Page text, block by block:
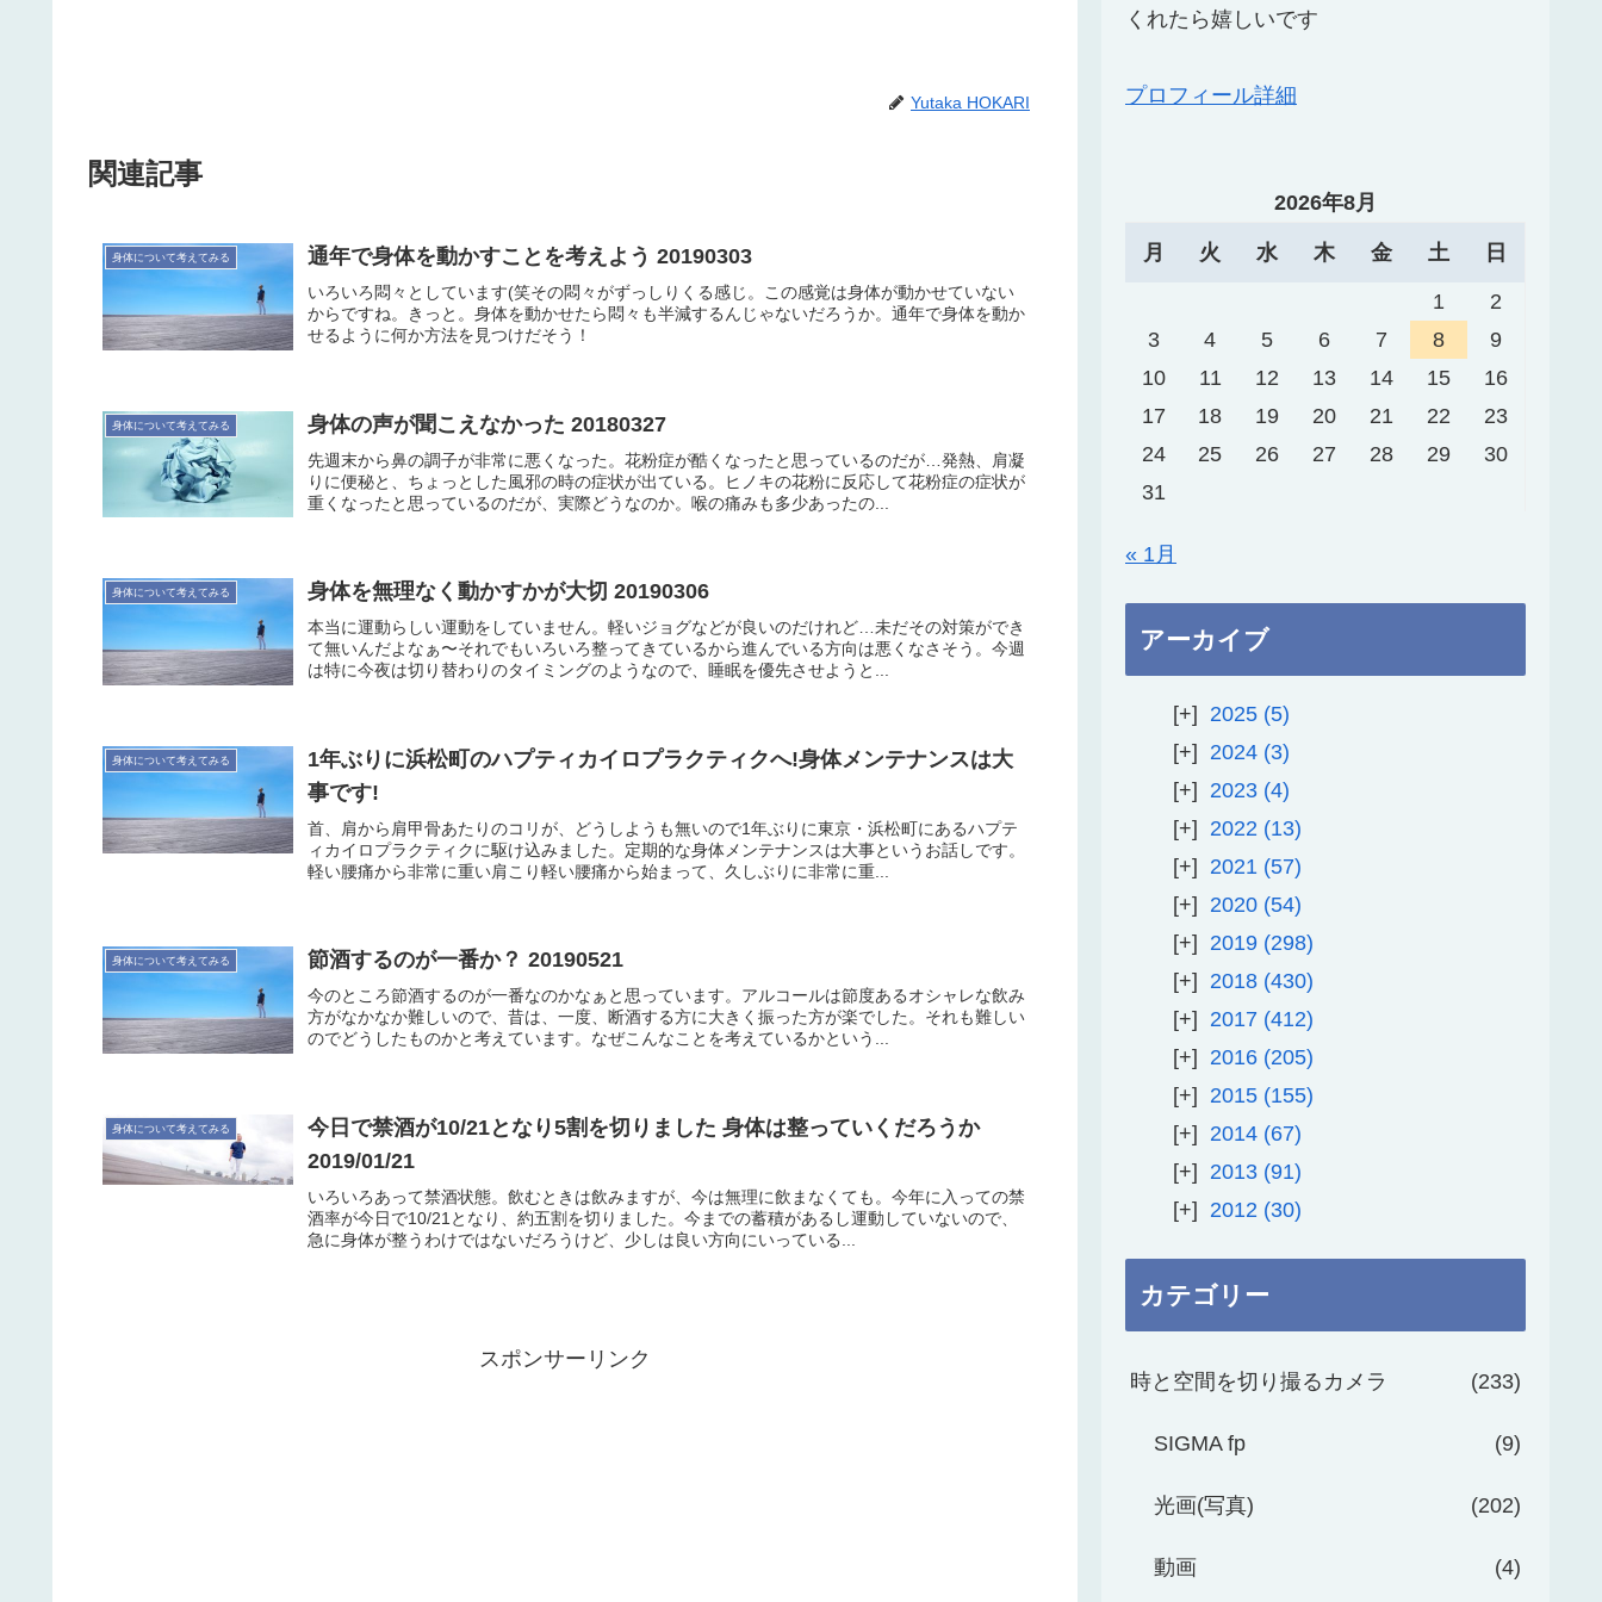
Yutaka HOKARI
関連記事
身体について考えてみる 通年で身体を動かすことを考えよう 20190303
いろいろ悶々としています(笑その悶々がずっしりくる感じ。この感覚は身体が動かせていない
からですね。きっと。身体を動かせたら悶々も半減するんじゃないだろうか。通年で身体を動か
せるように何か方法を見つけだそう！
身体について考えてみる 身体の声が聞こえなかった 20180327
先週末から鼻の調子が非常に悪くなった。花粉症が酷くなったと思っているのだが…発熱、肩凝
りに便秘と、ちょっとした風邪の時の症状が出ている。ヒノキの花粉に反応して花粉症の症状が
重くなったと思っているのだが、実際どうなのか。喉の痛みも多少あったの...
身体について考えてみる 身体を無理なく動かすかが大切 20190306
本当に運動らしい運動をしていません。軽いジョグなどが良いのだけれど…未だその対策ができ
て無いんだよなぁ〜それでもいろいろ整ってきているから進んでいる方向は悪くなさそう。今週
は特に今夜は切り替わりのタイミングのようなので、睡眠を優先させようと...
身体について考えてみる
1年ぶりに浜松町のハプティカイロプラクティクへ!身体メンテナンスは大
事です!
首、肩から肩甲骨あたりのコリが、どうしようも無いので1年ぶりに東京・浜松町にあるハプテ
ィカイロプラクティクに駆け込みました。定期的な身体メンテナンスは大事というお話しです。
軽い腰痛から非常に重い肩こり軽い腰痛から始まって、久しぶりに非常に重...
身体について考えてみる 節酒するのが一番か？ 20190521
今のところ節酒するのが一番なのかなぁと思っています。アルコールは節度あるオシャレな飲み
方がなかなか難しいので、昔は、一度、断酒する方に大きく振った方が楽でした。それも難しい
のでどうしたものかと考えています。なぜこんなことを考えているかという...
身体について考えてみる
今日で禁酒が10/21となり5割を切りました 身体は整っていくだろうか
2019/01/21
いろいろあって禁酒状態。飲むときは飲みますが、今は無理に飲まなくても。今年に入っての禁
酒率が今日で10/21となり、約五割を切りました。今までの蓄積があるし運動していないので、
急に身体が整うわけではないだろうけど、少しは良い方向にいっている...
スポンサーリンク
くれたら嬉しいです
プロフィール詳細
2026年8月
月 火 水 木 金 土 日
1
2
3
4 5 6 7 8
9
10
11 12 13 14 15
16
17
18 19 20 21 22
23
24
25 26 27 28 29
30
31
« 1月
アーカイブ
2025 5
2024 3
2023 4
2022
13
2021
57
2020 54
2019 298
2018 430
2017 412
2016 205
2015 155
2014 67
2013 91
2012
30
カテゴリー
時と空間を切り撮るカメラ 233
SIGMA fp 9
光画(写真) 202
動画 4